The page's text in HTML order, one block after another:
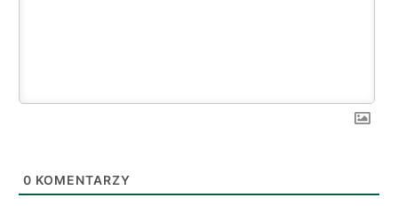
0 KOMENTARZY